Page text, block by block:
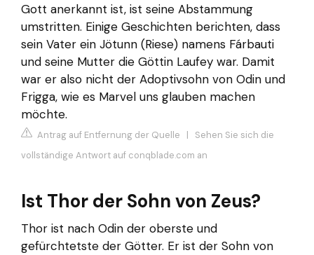
Gott anerkannt ist, ist seine Abstammung
umstritten. Einige Geschichten berichten, dass
sein Vater ein Jötunn (Riese) namens Fárbauti
und seine Mutter die Göttin Laufey war. Damit
war er also nicht der Adoptivsohn von Odin und
Frigga, wie es Marvel uns glauben machen
möchte.
Antrag auf Entfernung der Quelle | Sehen Sie sich die
vollständige Antwort auf conqblade.com an
Ist Thor der Sohn von Zeus?
Thor ist nach Odin der oberste und
gefürchtetste der Götter. Er ist der Sohn von